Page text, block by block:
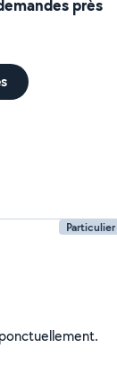
près
Particulier